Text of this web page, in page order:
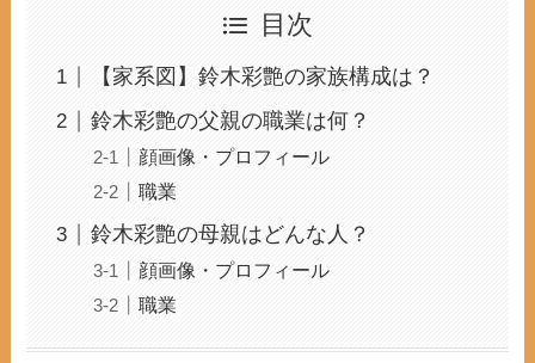
目次
【家系図】鈴木彩艶の家族構成は？
鈴木彩艶の父親の職業は何？
顔画像・プロフィール
職業
鈴木彩艶の母親はどんな人？
顔画像・プロフィール
職業